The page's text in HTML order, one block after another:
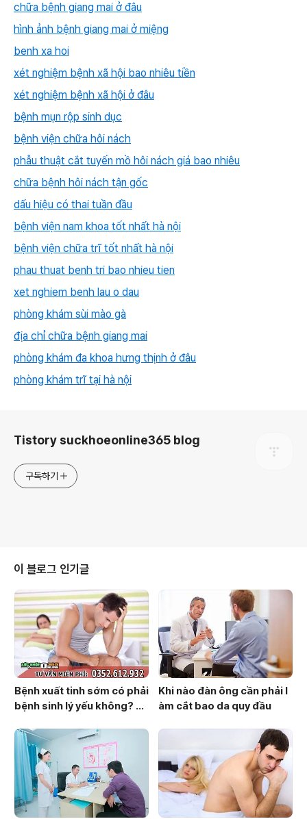
chữa bệnh giang mai ở đâu
hình ảnh bệnh giang mai ở miệng
benh xa hoi
xét nghiệm bệnh xã hội bao nhiêu tiền
xét nghiệm bệnh xã hội ở đâu
bệnh mụn rộp sinh dục
bệnh viện chữa hôi nách
phẫu thuật cắt tuyến mồ hôi nách giá bao nhiêu
chữa bệnh hôi nách tận gốc
dấu hiệu có thai tuần đầu
bệnh viện nam khoa tốt nhất hà nội
bệnh viện chữa trĩ tốt nhất hà nội
phau thuat benh tri bao nhieu tien
xet nghiem benh lau o dau
phòng khám sùi mào gà
địa chỉ chữa bệnh giang mai
phòng khám đa khoa hưng thịnh ở đâu
phòng khám trĩ tại hà nội
Tistory suckhoeonline365 blog
구독하기
이 블로그 인기글
Bệnh xuất tinh sớm có phải
bệnh sinh lý yếu không? cầ
Khi nào đàn ông cần phải l
àm cắt bao da quy đầu